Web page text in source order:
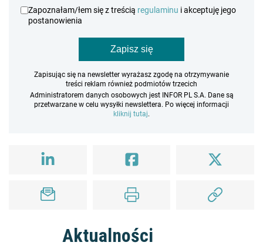
Zapoznałam/łem się z treścią regulaminu i akceptuję jego
postanowienia
Zapisz się
Zapisując się na newsletter wyrażasz zgodę na otrzymywanie
treści reklam również podmiotów trzecich
Administratorem danych osobowych jest INFOR PL S.A. Dane są
przetwarzane w celu wysyłki newslettera. Po więcej informacji
kliknij tutaj.
Aktualności